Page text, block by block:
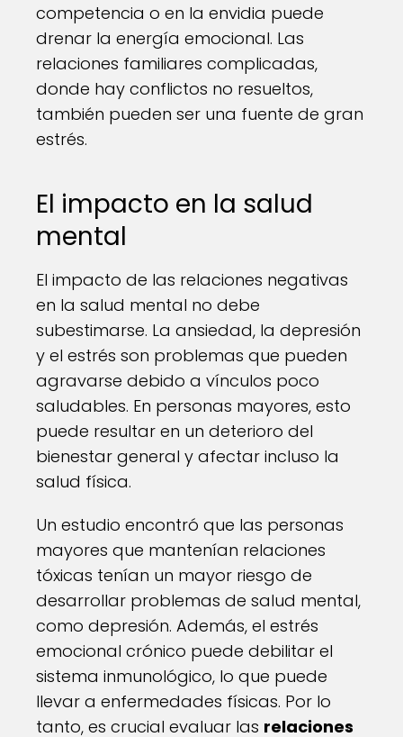
competencia o en la envidia puede
drenar la energía emocional. Las
relaciones familiares complicadas,
donde hay conflictos no resueltos,
también pueden ser una fuente de gran
estrés.
El impacto en la salud
mental
El impacto de las relaciones negativas
en la salud mental no debe
subestimarse. La ansiedad, la depresión
y el estrés son problemas que pueden
agravarse debido a vínculos poco
saludables. En personas mayores, esto
puede resultar en un deterioro del
bienestar general y afectar incluso la
salud física.
Un estudio encontró que las personas
mayores que mantenían relaciones
tóxicas tenían un mayor riesgo de
desarrollar problemas de salud mental,
como depresión. Además, el estrés
emocional crónico puede debilitar el
sistema inmunológico, lo que puede
llevar a enfermedades físicas. Por lo
tanto, es crucial evaluar las relaciones